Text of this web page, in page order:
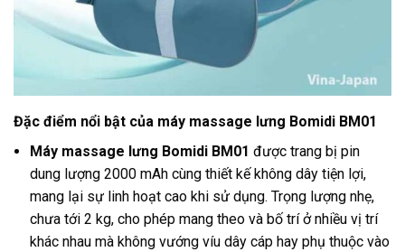
Đặc điểm nổi bật của máy massage lưng Bomidi BM01
Máy massage lưng Bomidi BM01 được trang bị pin
dung lượng 2000 mAh cùng thiết kế không dây tiện lợi,
mang lại sự linh hoạt cao khi sử dụng. Trọng lượng nhẹ,
chưa tới 2 kg, cho phép mang theo và bố trí ở nhiều vị trí
khác nhau mà không vướng víu dây cáp hay phụ thuộc vào